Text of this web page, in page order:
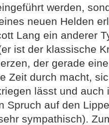
werden,
neuen Helden
Lang ein anderer
ist der klassische
der gerade
Zeit durch macht,
lässt und auch
Spruch auf den
sympathisch).